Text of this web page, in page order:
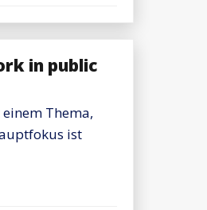
in public
Thema,
ist